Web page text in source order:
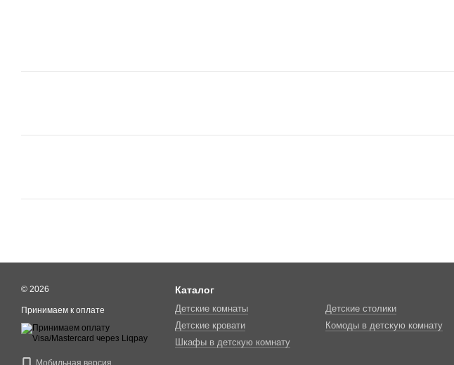
© 2026
Принимаем к оплате
Мобильная версия
Каталог
Детские комнаты
Детские кровати
Шкафы в детскую комнату
Детские столики
Комоды в детскую комнату